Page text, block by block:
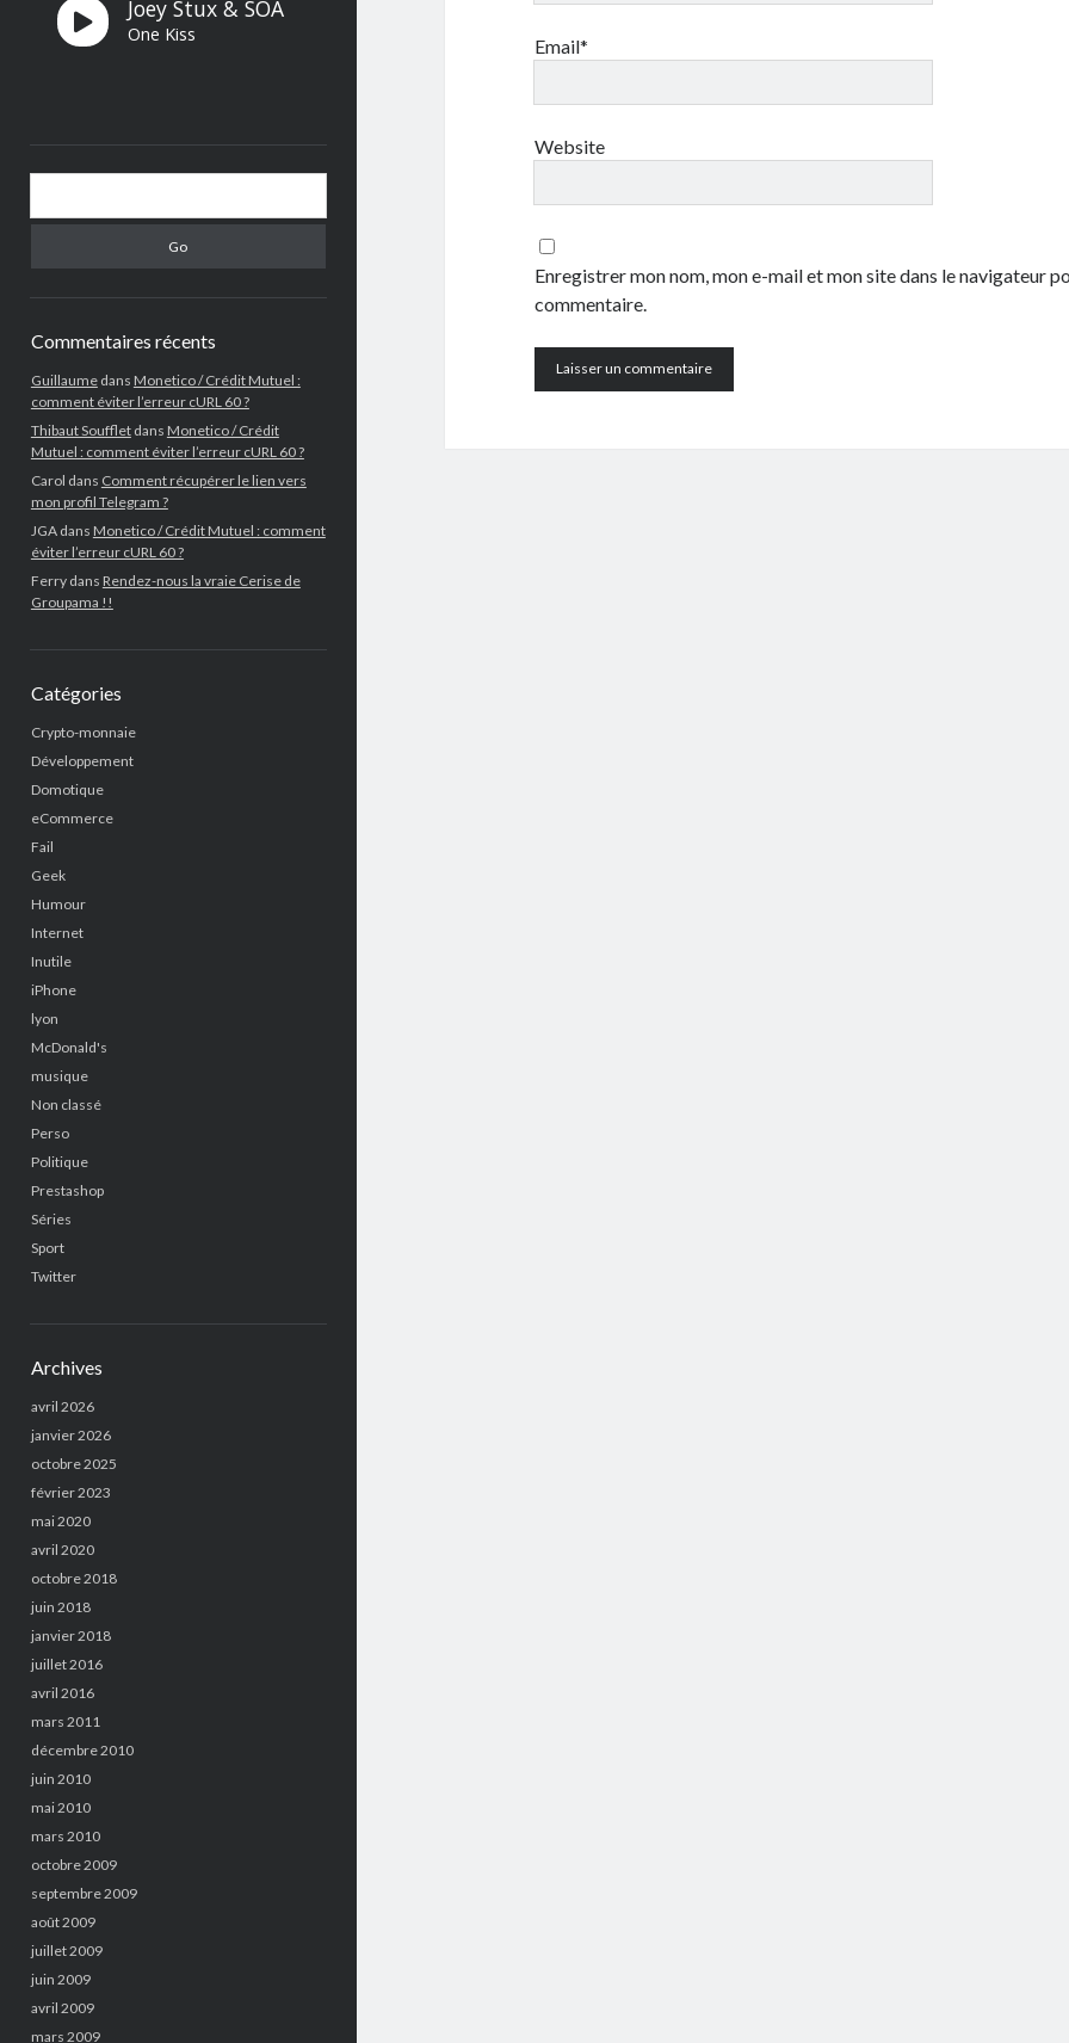
Commentaires récents
Guillaumedans Monetico / Crédit Mutuel :
comment éviter l’erreur cURL 60 ?
Thibaut Souffletdans Monetico / Crédit
Mutuel : comment éviter l’erreur cURL 60 ?
Carol dans Comment récupérer le lien vers
mon profil Telegram ?
JGAdans Monetico / Crédit Mutuel : comment
éviter l’erreur cURL 60 ?
Ferrydans Rendez-nous la vraie Cerise de
Groupama !!
Catégories
Crypto-monnaie
Développement
Domotique
eCommerce
Fail
Geek
Humour
Internet
Inutile
iPhone
lyon
McDonald's
musique
Non classé
Perso
Politique
Prestashop
Séries
Sport
Twitter
Archives
avril 2026
janvier 2026
octobre 2025
février 2023
mai 2020
avril 2020
octobre 2018
juin 2018
janvier 2018
juillet 2016
avril 2016
mars 2011
décembre 2010
juin 2010
mai 2010
mars 2010
octobre 2009
septembre 2009
août 2009
juillet 2009
juin 2009
avril 2009
mars 2009
Email*
Website
Enregistrer mon nom, mon e-mail et mon site dans le navigateur
commentaire.